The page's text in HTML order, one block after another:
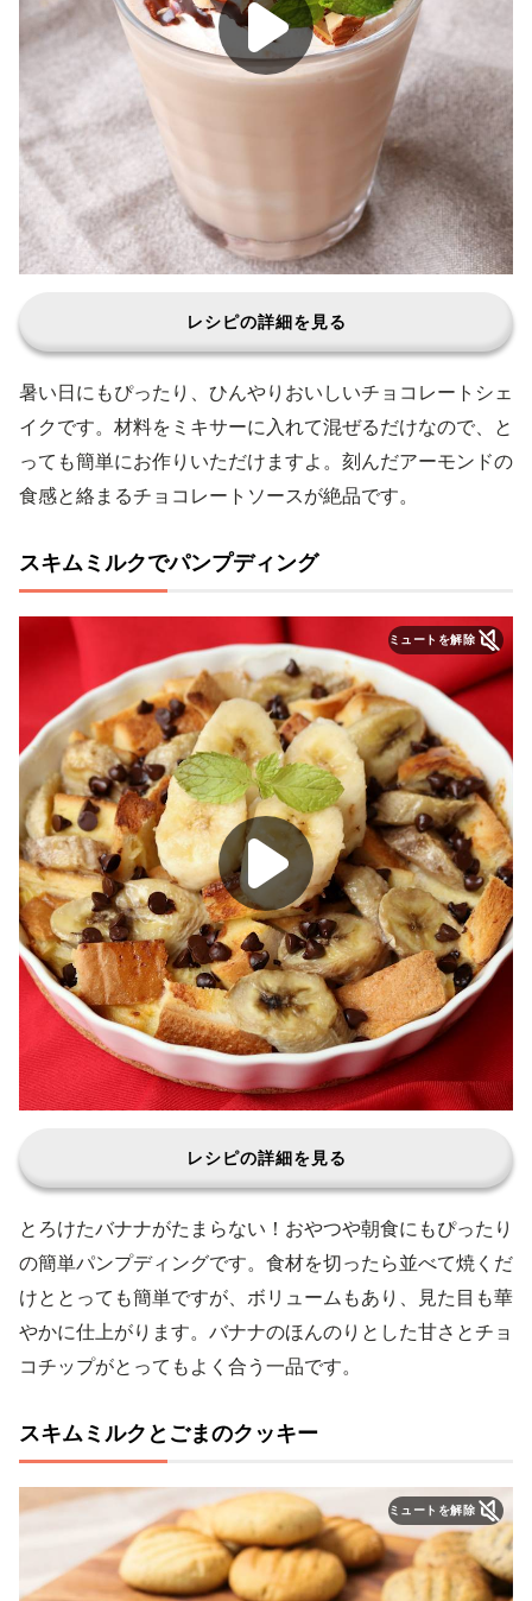
レシピの詳細を見る
暑い日にもぴったり、ひんやりおいしいチョコレートシェ
イクです。材料をミキサーに入れて混ぜるだけなので、と
っても簡単にお作りいただけますよ。刻んだアーモンドの
食感と絡まるチョコレートソースが絶品です。
スキムミルクでパンプディング
ミュートを解除
レシピの詳細を見る
とろけたバナナがたまらない！おやつや朝食にもぴったり
の簡単パンプディングです。食材を切ったら並べて焼くだ
けととっても簡単ですが、ボリュームもあり、見た目も華
やかに仕上がります。バナナのほんのりとした甘さとチョ
コチップがとってもよく合う一品です。
スキムミルクとごまのクッキー
ミュートを解除